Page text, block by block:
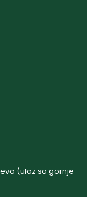
(ulaz sa gornje